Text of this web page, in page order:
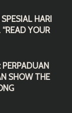
HARI
YOUR
PERPADUAN
SHOW THE